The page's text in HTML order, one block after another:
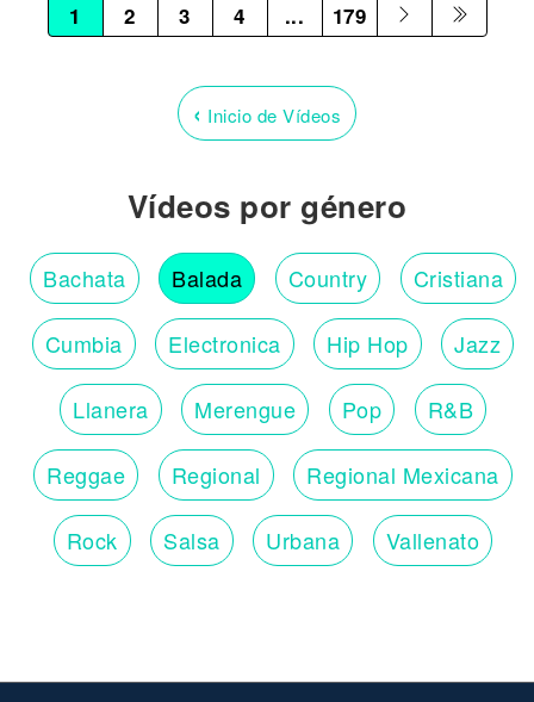
1 2 3 4 ... 179
‹ Inicio de Vídeos
Vídeos por género
Bachata Balada Country Cristiana
Cumbia Electronica Hip Hop Jazz
Llanera Merengue Pop R&B
Reggae Regional Regional Mexicana
Rock Salsa Urbana Vallenato